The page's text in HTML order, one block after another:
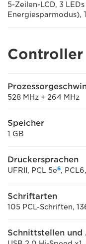
5-Zeilen-LCD, 3
Energiesparmodus),
Controller
528 MHz + 264 MHz
Speicher
1 GB
Druckersprachen
UFRII, PCL 5e6,
Schriftarten
105 PCL-Schriften,
Schnittstellen und